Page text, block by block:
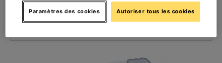
Paramètres des cookies Autoriser tous les cookies